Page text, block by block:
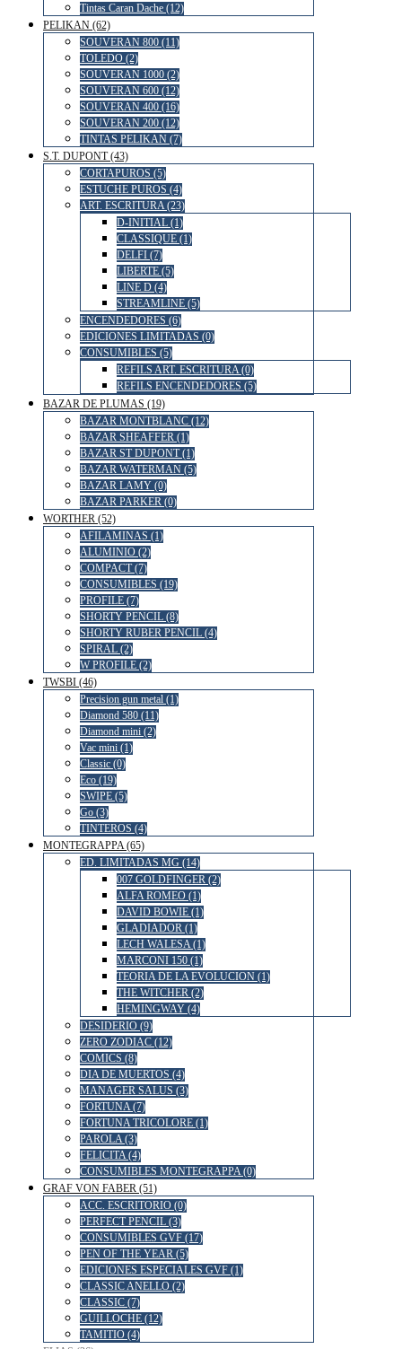
Tintas Caran Dache (12)
PELIKAN (62)
SOUVERAN 800 (11)
TOLEDO (2)
SOUVERAN 1000 (2)
SOUVERAN 600 (12)
SOUVERAN 400 (16)
SOUVERAN 200 (12)
TINTAS PELIKAN (7)
S.T. DUPONT (43)
CORTAPUROS (5)
ESTUCHE PUROS (4)
ART. ESCRITURA (23)
D-INITIAL (1)
CLASSIQUE (1)
DELFI (7)
LIBERTE (5)
LINE D (4)
STREAMLINE (5)
ENCENDEDORES (6)
EDICIONES LIMITADAS (0)
CONSUMIBLES (5)
REFILS ART. ESCRITURA (0)
REFILS ENCENDEDORES (5)
BAZAR DE PLUMAS (19)
BAZAR MONTBLANC (12)
BAZAR SHEAFFER (1)
BAZAR ST DUPONT (1)
BAZAR WATERMAN (5)
BAZAR LAMY (0)
BAZAR PARKER (0)
WORTHER (52)
AFILAMINAS (1)
ALUMINIO (2)
COMPACT (7)
CONSUMIBLES (19)
PROFILE (7)
SHORTY PENCIL (8)
SHORTY RUBER PENCIL (4)
SPIRAL (2)
W PROFILE (2)
TWSBI (46)
Precision gun metal (1)
Diamond 580 (11)
Diamond mini (2)
Vac mini (1)
Classic (0)
Eco (19)
SWIPE (5)
Go (3)
TINTEROS (4)
MONTEGRAPPA (65)
ED. LIMITADAS MG (14)
007 GOLDFINGER (2)
ALFA ROMEO (1)
DAVID BOWIE (1)
GLADIADOR (1)
LECH WALESA (1)
MARCONI 150 (1)
TEORIA DE LA EVOLUCION (1)
THE WITCHER (2)
HEMINGWAY (4)
DESIDERIO (9)
ZERO ZODIAC (12)
COMICS (8)
DIA DE MUERTOS (4)
MANAGER SALUS (3)
FORTUNA (7)
FORTUNA TRICOLORE (1)
PAROLA (3)
FELICITA (4)
CONSUMIBLES MONTEGRAPPA (0)
GRAF VON FABER (51)
ACC. ESCRITORIO (0)
PERFECT PENCIL (3)
CONSUMIBLES GVF (17)
PEN OF THE YEAR (5)
EDICIONES ESPECIALES GVF (1)
CLASSIC ANELLO (2)
CLASSIC (7)
GUILLOCHE (12)
TAMITIO (4)